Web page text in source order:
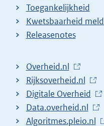
Toegankelijkheid
Kwetsbaarheid
Releasenotes
L
i
n
k
n
Overheid.nl
L
i
n
k
Rijksoverheid.nl
L
i
n
Digitale Overheid
L
i
Data.overheid.nl
L
Algoritmes.pleio.nl